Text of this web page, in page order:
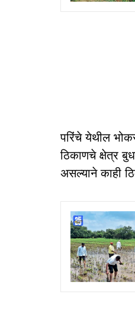
परिंचे येथील
ठिकाणचे क्षेत्र
असल्याने काही